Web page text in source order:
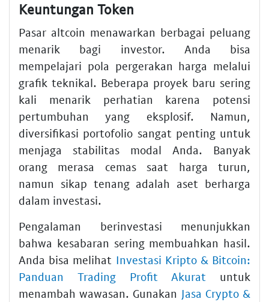
Keuntungan Token
Pasar altcoin menawarkan berbagai peluang
menarik bagi investor. Anda bisa
mempelajari pola pergerakan harga melalui
grafik teknikal. Beberapa proyek baru sering
kali menarik perhatian karena potensi
pertumbuhan yang eksplosif. Namun,
diversifikasi portofolio sangat penting untuk
menjaga stabilitas modal Anda. Banyak
orang merasa cemas saat harga turun,
namun sikap tenang adalah aset berharga
dalam investasi.
Pengalaman berinvestasi menunjukkan
bahwa kesabaran sering membuahkan hasil.
Anda bisa melihat Investasi Kripto & Bitcoin:
Panduan Trading Profit Akurat untuk
menambah wawasan. Gunakan Jasa Crypto &